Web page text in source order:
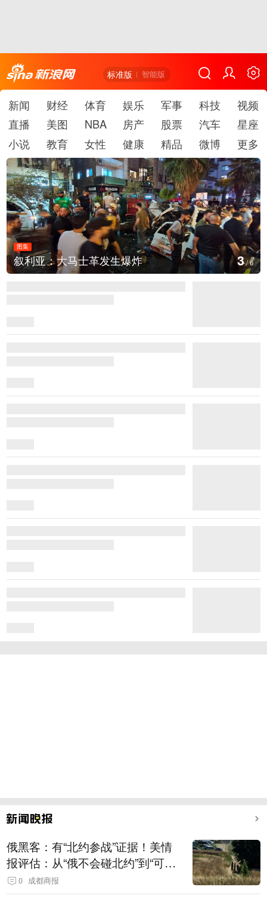
标准版 智能版
新闻 财经 体育 娱乐 军事 科技
视频
直播
美图 NBA 房产 股票 汽车
星座
小说
教育 女性 健康 精品 微博 更多
图集
云南弥勒：欢庆火把节 4/6
俄黑客：有“北约参战”证据！美情
报评估：从“俄不会碰北约”到“可能
发动有限攻击”
0 成都商报